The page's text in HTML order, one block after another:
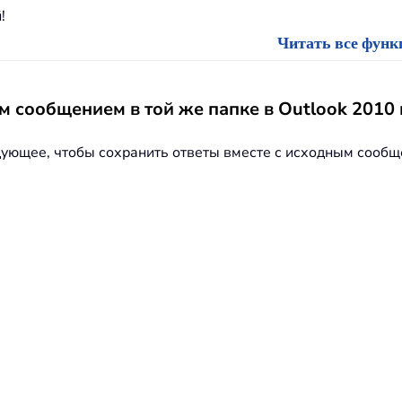
Читать все
сообщением в той же папке в Outlook 2010
чтобы сохранить ответы вместе с исходным